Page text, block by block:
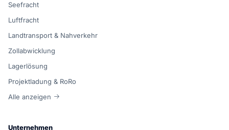
Seefracht
Luftfracht
Landtransport & Nahverkehr
Zollabwicklung
Lagerlösung
Projektladung & RoRo
Alle anzeigen
Unternehmen